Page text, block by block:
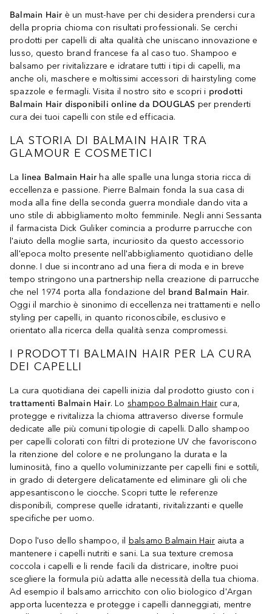
Balmain Hair è un must-have per chi desidera prendersi cura
della propria chioma con risultati professionali. Se cerchi
prodotti per capelli di alta qualità che uniscano innovazione e
lusso, questo brand francese fa al caso tuo. Shampoo e
balsamo per rivitalizzare e idratare tutti i tipi di capelli, ma
anche oli, maschere e moltissimi accessori di hairstyling come
spazzole e fermagli. Visita il nostro sito e scopri i prodotti
Balmain Hair disponibili online da DOUGLAS per prenderti
cura dei tuoi capelli con stile ed efficacia.
LA STORIA DI BALMAIN HAIR TRA
GLAMOUR E COSMETICI
La linea Balmain Hair ha alle spalle una lunga storia ricca di
eccellenza e passione. Pierre Balmain fonda la sua casa di
moda alla fine della seconda guerra mondiale dando vita a
uno stile di abbigliamento molto femminile. Negli anni Sessanta
il farmacista Dick Guliker comincia a produrre parrucche con
l'aiuto della moglie sarta, incuriosito da questo accessorio
all'epoca molto presente nell'abbigliamento quotidiano delle
donne. I due si incontrano ad una fiera di moda e in breve
tempo stringono una partnership nella creazione di parrucche
che nel 1974 porta alla fondazione del brand Balmain Hair.
Oggi il marchio è sinonimo di eccellenza nei trattamenti e nello
styling per capelli, in quanto riconoscibile, esclusivo e
orientato alla ricerca della qualità senza compromessi.
I PRODOTTI BALMAIN HAIR PER LA CURA
DEI CAPELLI
La cura quotidiana dei capelli inizia dal prodotto giusto con i
trattamenti Balmain Hair. Lo shampoo Balmain Haircura,
protegge e rivitalizza la chioma attraverso diverse formule
dedicate alle più comuni tipologie di capelli. Dallo shampoo
per capelli colorati con filtri di protezione UV che favoriscono
la ritenzione del colore e ne prolungano la durata e la
luminosità, fino a quello voluminizzante per capelli fini e sottili,
in grado di detergere delicatamente ed eliminare gli oli che
appesantiscono le ciocche. Scopri tutte le referenze
disponibili, comprese quelle idratanti, rivitalizzanti e quelle
specifiche per uomo.
Dopo l'uso dello shampoo, il balsamo Balmain Hairaiuta a
mantenere i capelli nutriti e sani. La sua texture cremosa
coccola i capelli e li rende facili da districare, inoltre puoi
scegliere la formula più adatta alle necessità della tua chioma.
Ad esempio il balsamo arricchito con olio biologico d'Argan
apporta lucentezza e protegge i capelli danneggiati, mentre